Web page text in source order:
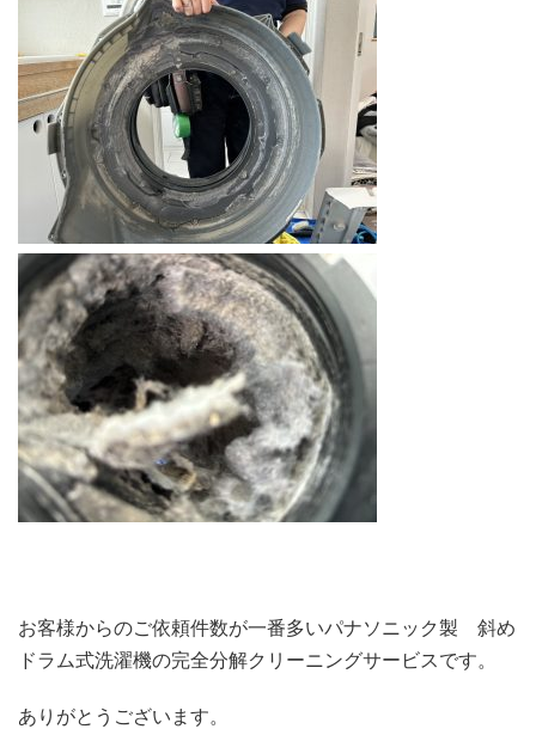
お客様からのご依頼件数が一番多いパナソニック製 斜め
ドラム式洗濯機の完全分解クリーニングサービスです。
ありがとうございます。